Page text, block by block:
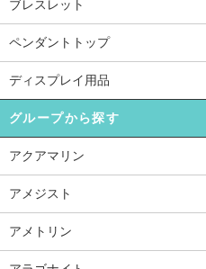
ブレスレット
ペンダントトップ
ディスプレイ用品
グループから探す
アクアマリン
アメジスト
アメトリン